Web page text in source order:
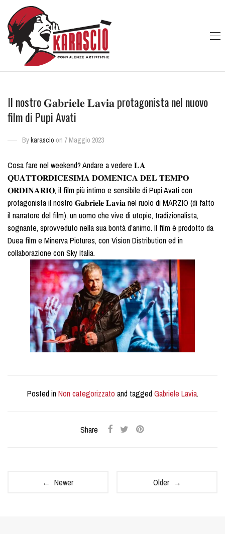
Il nostro 𝐆𝐚𝐛𝐫𝐢𝐞𝐥𝐞 𝐋𝐚𝐯𝐢𝐚 protagonista nel nuovo
film di Pupi Avati
Bykarascio on 7 Maggio 2023
Cosa fare nel weekend? Andare a vedere 𝐋𝐀
𝐐𝐔𝐀𝐓𝐓𝐎𝐑𝐃𝐈𝐂𝐄𝐒𝐈𝐌𝐀 𝐃𝐎𝐌𝐄𝐍𝐈𝐂𝐀 𝐃𝐄𝐋 𝐓𝐄𝐌𝐏𝐎
𝐎𝐑𝐃𝐈𝐍𝐀𝐑𝐈𝐎, il film più intimo e sensibile di Pupi Avati con
protagonista il nostro 𝐆𝐚𝐛𝐫𝐢𝐞𝐥𝐞 𝐋𝐚𝐯𝐢𝐚 nel ruolo di MARZIO (di fatto
il narratore del film), un uomo che vive di utopie, tradizionalista,
sognante, sprovveduto nella sua bontà d’animo. Il film è prodotto da
Duea film e Minerva Pictures, con Vision Distribution ed in
collaborazione con Sky Italia.
Posted inNon categorizzato and taggedGabriele Lavia.
Share
← Newer Older →